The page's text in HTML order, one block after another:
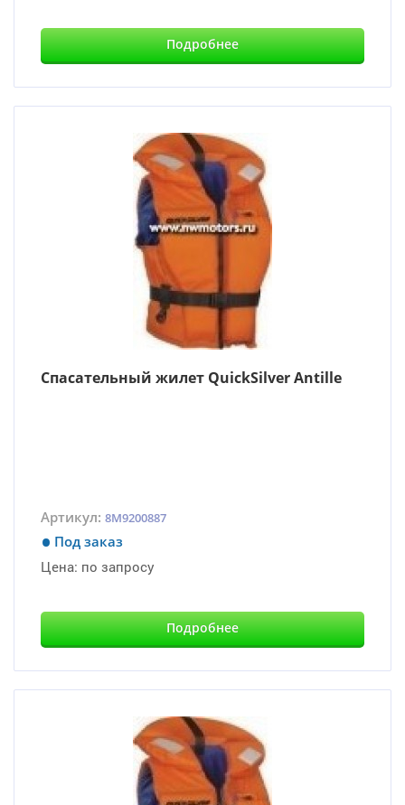
Подробнее
Спасательный жилет QuickSilver Antille
Артикул: 8M9200887
Под заказ
Цена: по запросу
Подробнее